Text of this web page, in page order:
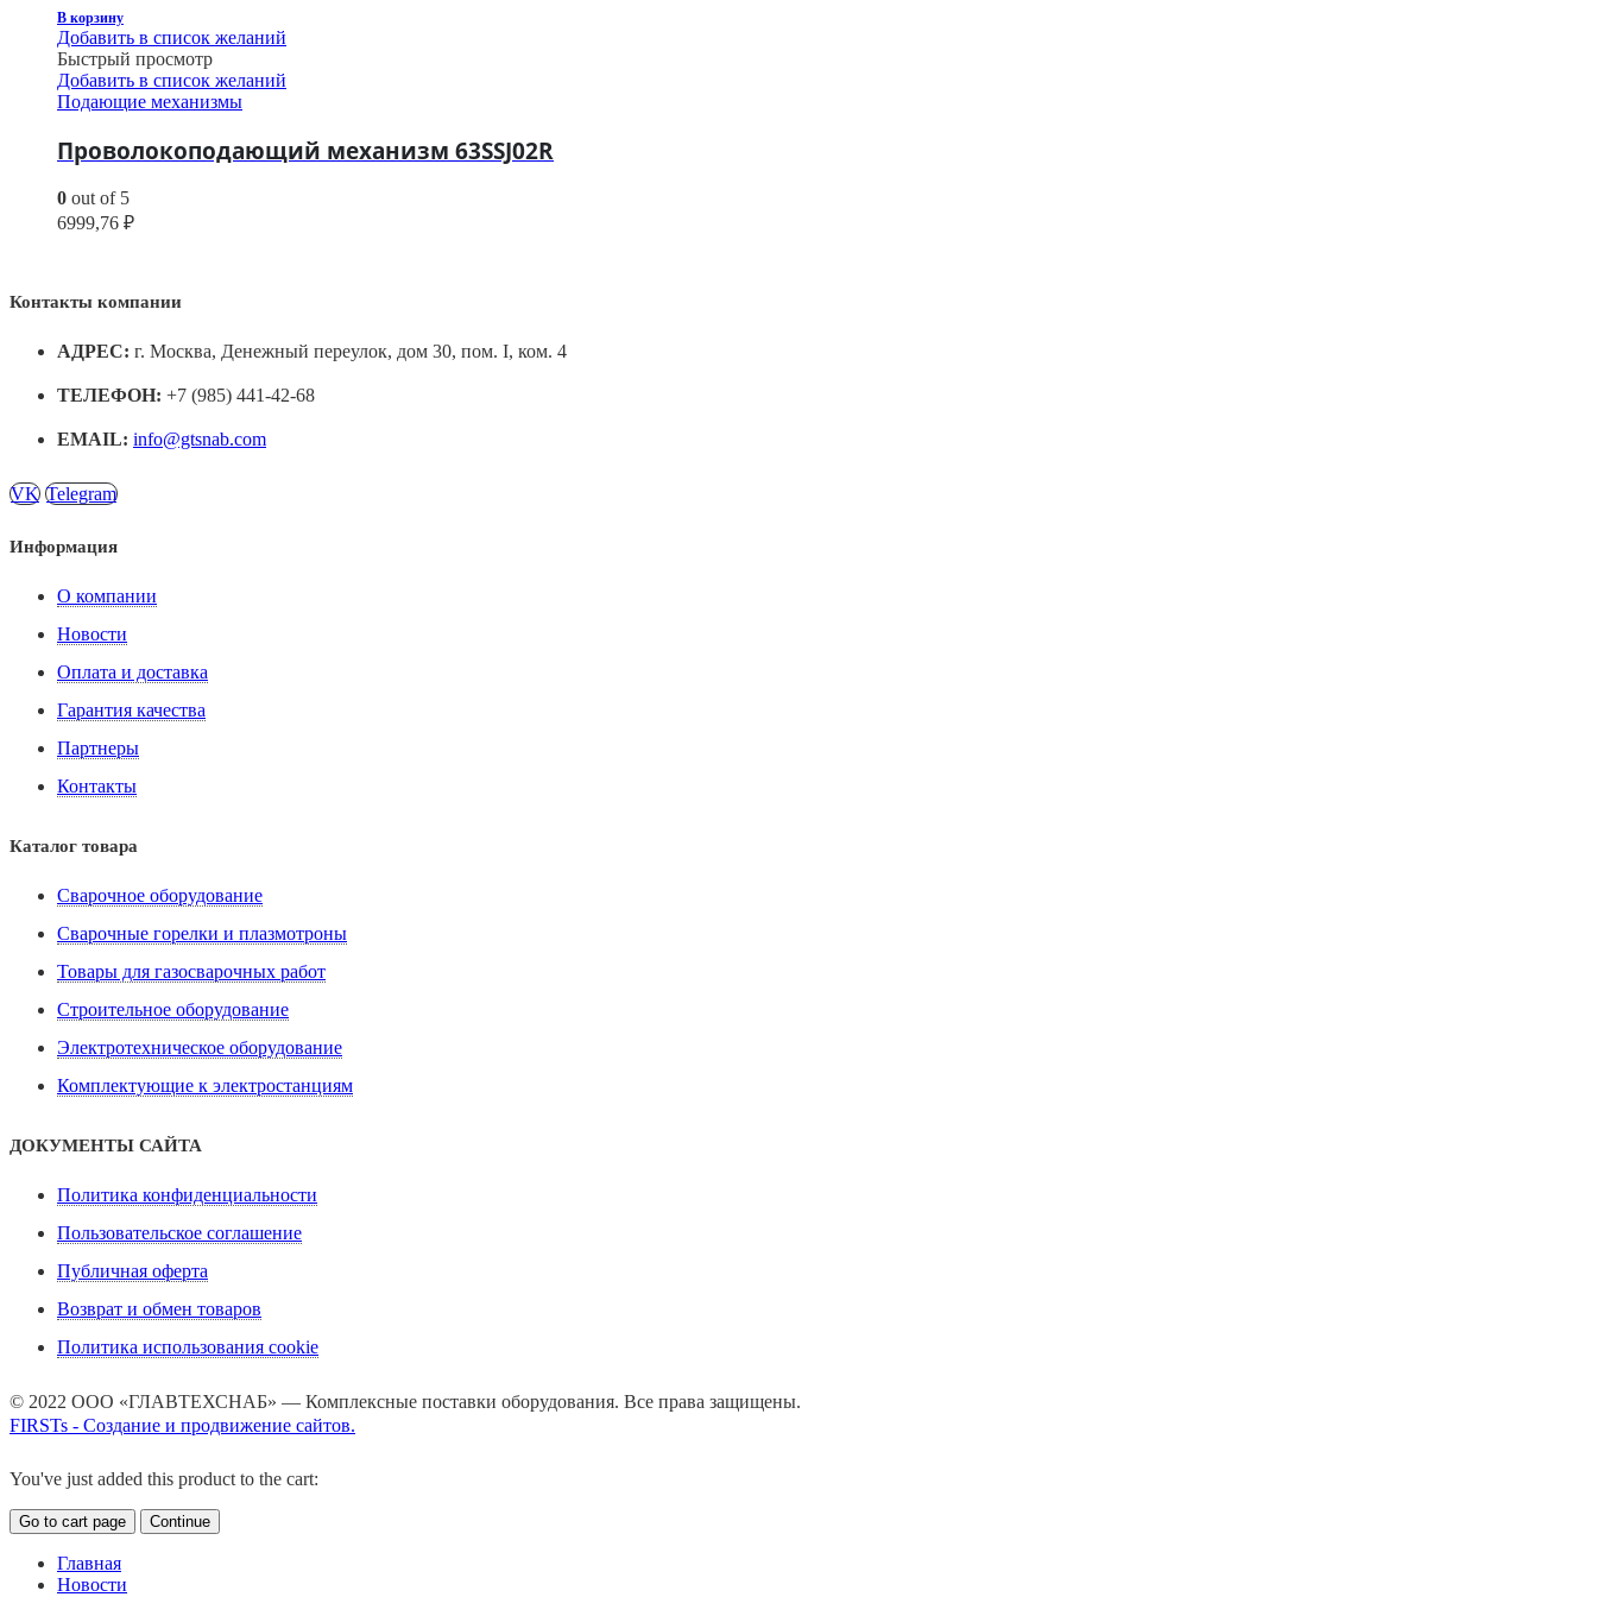
В корзину
Добавить в список желаний
Быстрый просмотр
Добавить в список желаний
Подающие механизмы
Проволокоподающий механизм 63SSJ02R
0 out of 5
6999,76 ₽
Контакты компании
АДРЕС: г. Москва, Денежный переулок, дом 30, пом. I, ком. 4
ТЕЛЕФОН: +7 (985) 441-42-68
EMAIL: info@gtsnab.com
VK Telegram
Информация
О компании
Новости
Оплата и доставка
Гарантия качества
Партнеры
Контакты
Каталог товара
Сварочное оборудование
Сварочные горелки и плазмотроны
Товары для газосварочных работ
Строительное оборудование
Электротехническое оборудование
Комплектующие к электростанциям
ДОКУМЕНТЫ САЙТА
Политика конфиденциальности
Пользовательское соглашение
Публичная оферта
Возврат и обмен товаров
Политика использования cookie
© 2022 ООО «ГЛАВТЕХСНАБ» — Комплексные поставки оборудования. Все права защищены.
FIRSTs - Создание и продвижение сайтов.
You've just added this product to the cart:
Go to cart page Continue
Главная
Новости